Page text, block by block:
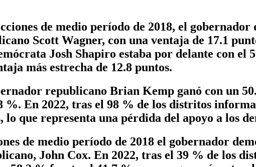
de medio período de 2018, el
Scott Wagner, con una ventaja de 17.1
Josh Shapiro estaba por delante con
más estrecha de 12.8 puntos.
republicano Brian Kemp ganó con un
%. En 2022, tras el 98 % de los distritos
que representa una pérdida del apoyo a los
de medio período de 2018 el gobernador
John Cox. En 2022, tras el 39 % de los